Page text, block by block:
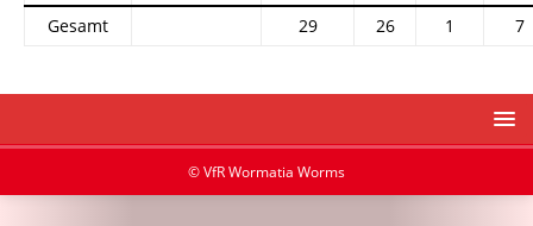
Gesamt 29 26 1 7
© VfR Wormatia Worms